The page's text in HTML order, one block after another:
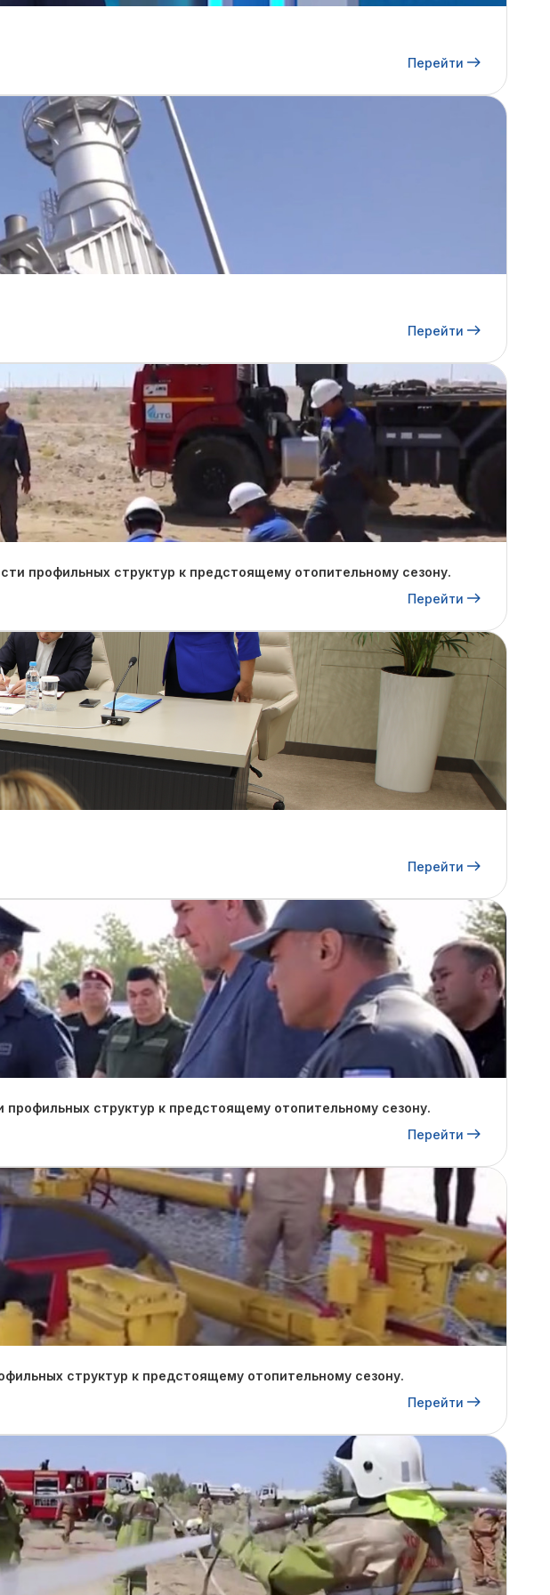
Перейти
Перейти
профильных структур к предстоящему отопительному сезону.
Перейти
Перейти
структур к предстоящему отопительному сезону.
Перейти
структур к предстоящему отопительному сезону.
Перейти